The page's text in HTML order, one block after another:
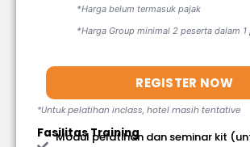
*Harga belum termasuk pajak
*Harga Group minimal 2 peserta dalam 1
REGISTER NOW
*Untuk pelatihan inclass, hotel masih tentative
Fasilitas Training
Modul pelatihan dan seminar kit